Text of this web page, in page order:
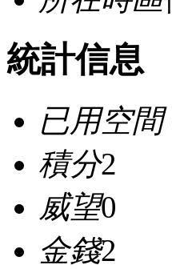
統計信息
已用空間
積分2
威望0
金錢2